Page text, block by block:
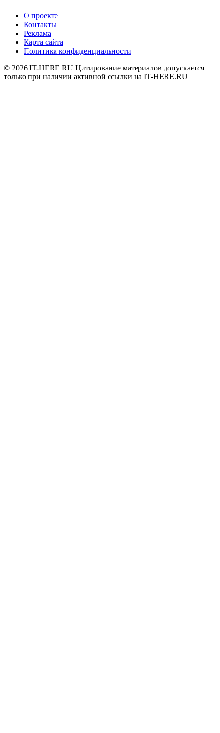
О проекте
Контакты
Реклама
Карта сайта
Политика конфиденциальности
© 2026 IT-HERE.RU Цитирование материалов допускается
только при наличии активной ссылки на IT-HERE.RU